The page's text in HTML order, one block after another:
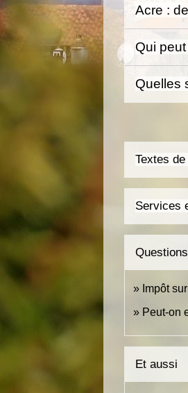
Acre :
Qui
Quelles
Textes
Services
Impôt
Peut-on
Et aussi